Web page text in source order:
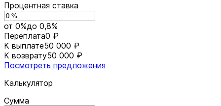
Процентная ставка
от 0%до 0,8%
Переплата0 ₽
К выплате50 000 ₽
К возврату50 000 ₽
Посмотреть предложения
Калькулятор
Сумма